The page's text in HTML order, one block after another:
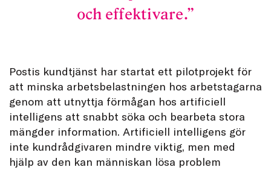
och effektivare.
Postis kundtjänst har startat ett pilotprojekt för
att minska arbetsbelastningen hos arbetstagarna
genom att utnyttja förmågan hos artificiell
intelligens att snabbt söka och bearbeta stora
mängder information. Artificiell intelligens gör
inte kundrådgivaren mindre viktig, men med
hjälp av den kan människan lösa problem